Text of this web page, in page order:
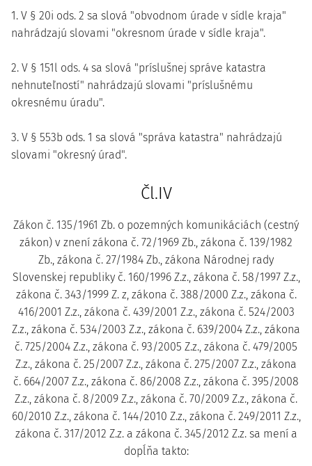
1. V § 20i ods. 2 sa slová "obvodnom úrade v sídle kraja"
nahrádzajú slovami "okresnom úrade v sídle kraja".
2. V § 151l ods. 4 sa slová "príslušnej správe katastra
nehnuteľností" nahrádzajú slovami "príslušnému
okresnému úradu".
3. V § 553b ods. 1 sa slová "správa katastra" nahrádzajú
slovami "okresný úrad".
Čl.IV
Zákon č. 135/1961 Zb. o pozemných komunikáciách (cestný
zákon) v znení zákona č. 72/1969 Zb., zákona č. 139/1982
Zb., zákona č. 27/1984 Zb., zákona Národnej rady
Slovenskej republiky č. 160/1996 Z.z., zákona č. 58/1997 Z.z.,
zákona č. 343/1999 Z. z, zákona č. 388/2000 Z.z., zákona č.
416/2001 Z.z., zákona č. 439/2001 Z.z., zákona č. 524/2003
Z.z., zákona č. 534/2003 Z.z., zákona č. 639/2004 Z.z., zákona
č. 725/2004 Z.z., zákona č. 93/2005 Z.z., zákona č. 479/2005
Z.z., zákona č. 25/2007 Z.z., zákona č. 275/2007 Z.z., zákona
č. 664/2007 Z.z., zákona č. 86/2008 Z.z., zákona č. 395/2008
Z.z., zákona č. 8/2009 Z.z., zákona č. 70/2009 Z.z., zákona č.
60/2010 Z.z., zákona č. 144/2010 Z.z., zákona č. 249/2011 Z.z.,
zákona č. 317/2012 Z.z. a zákona č. 345/2012 Z.z. sa mení a
dopĺňa takto: